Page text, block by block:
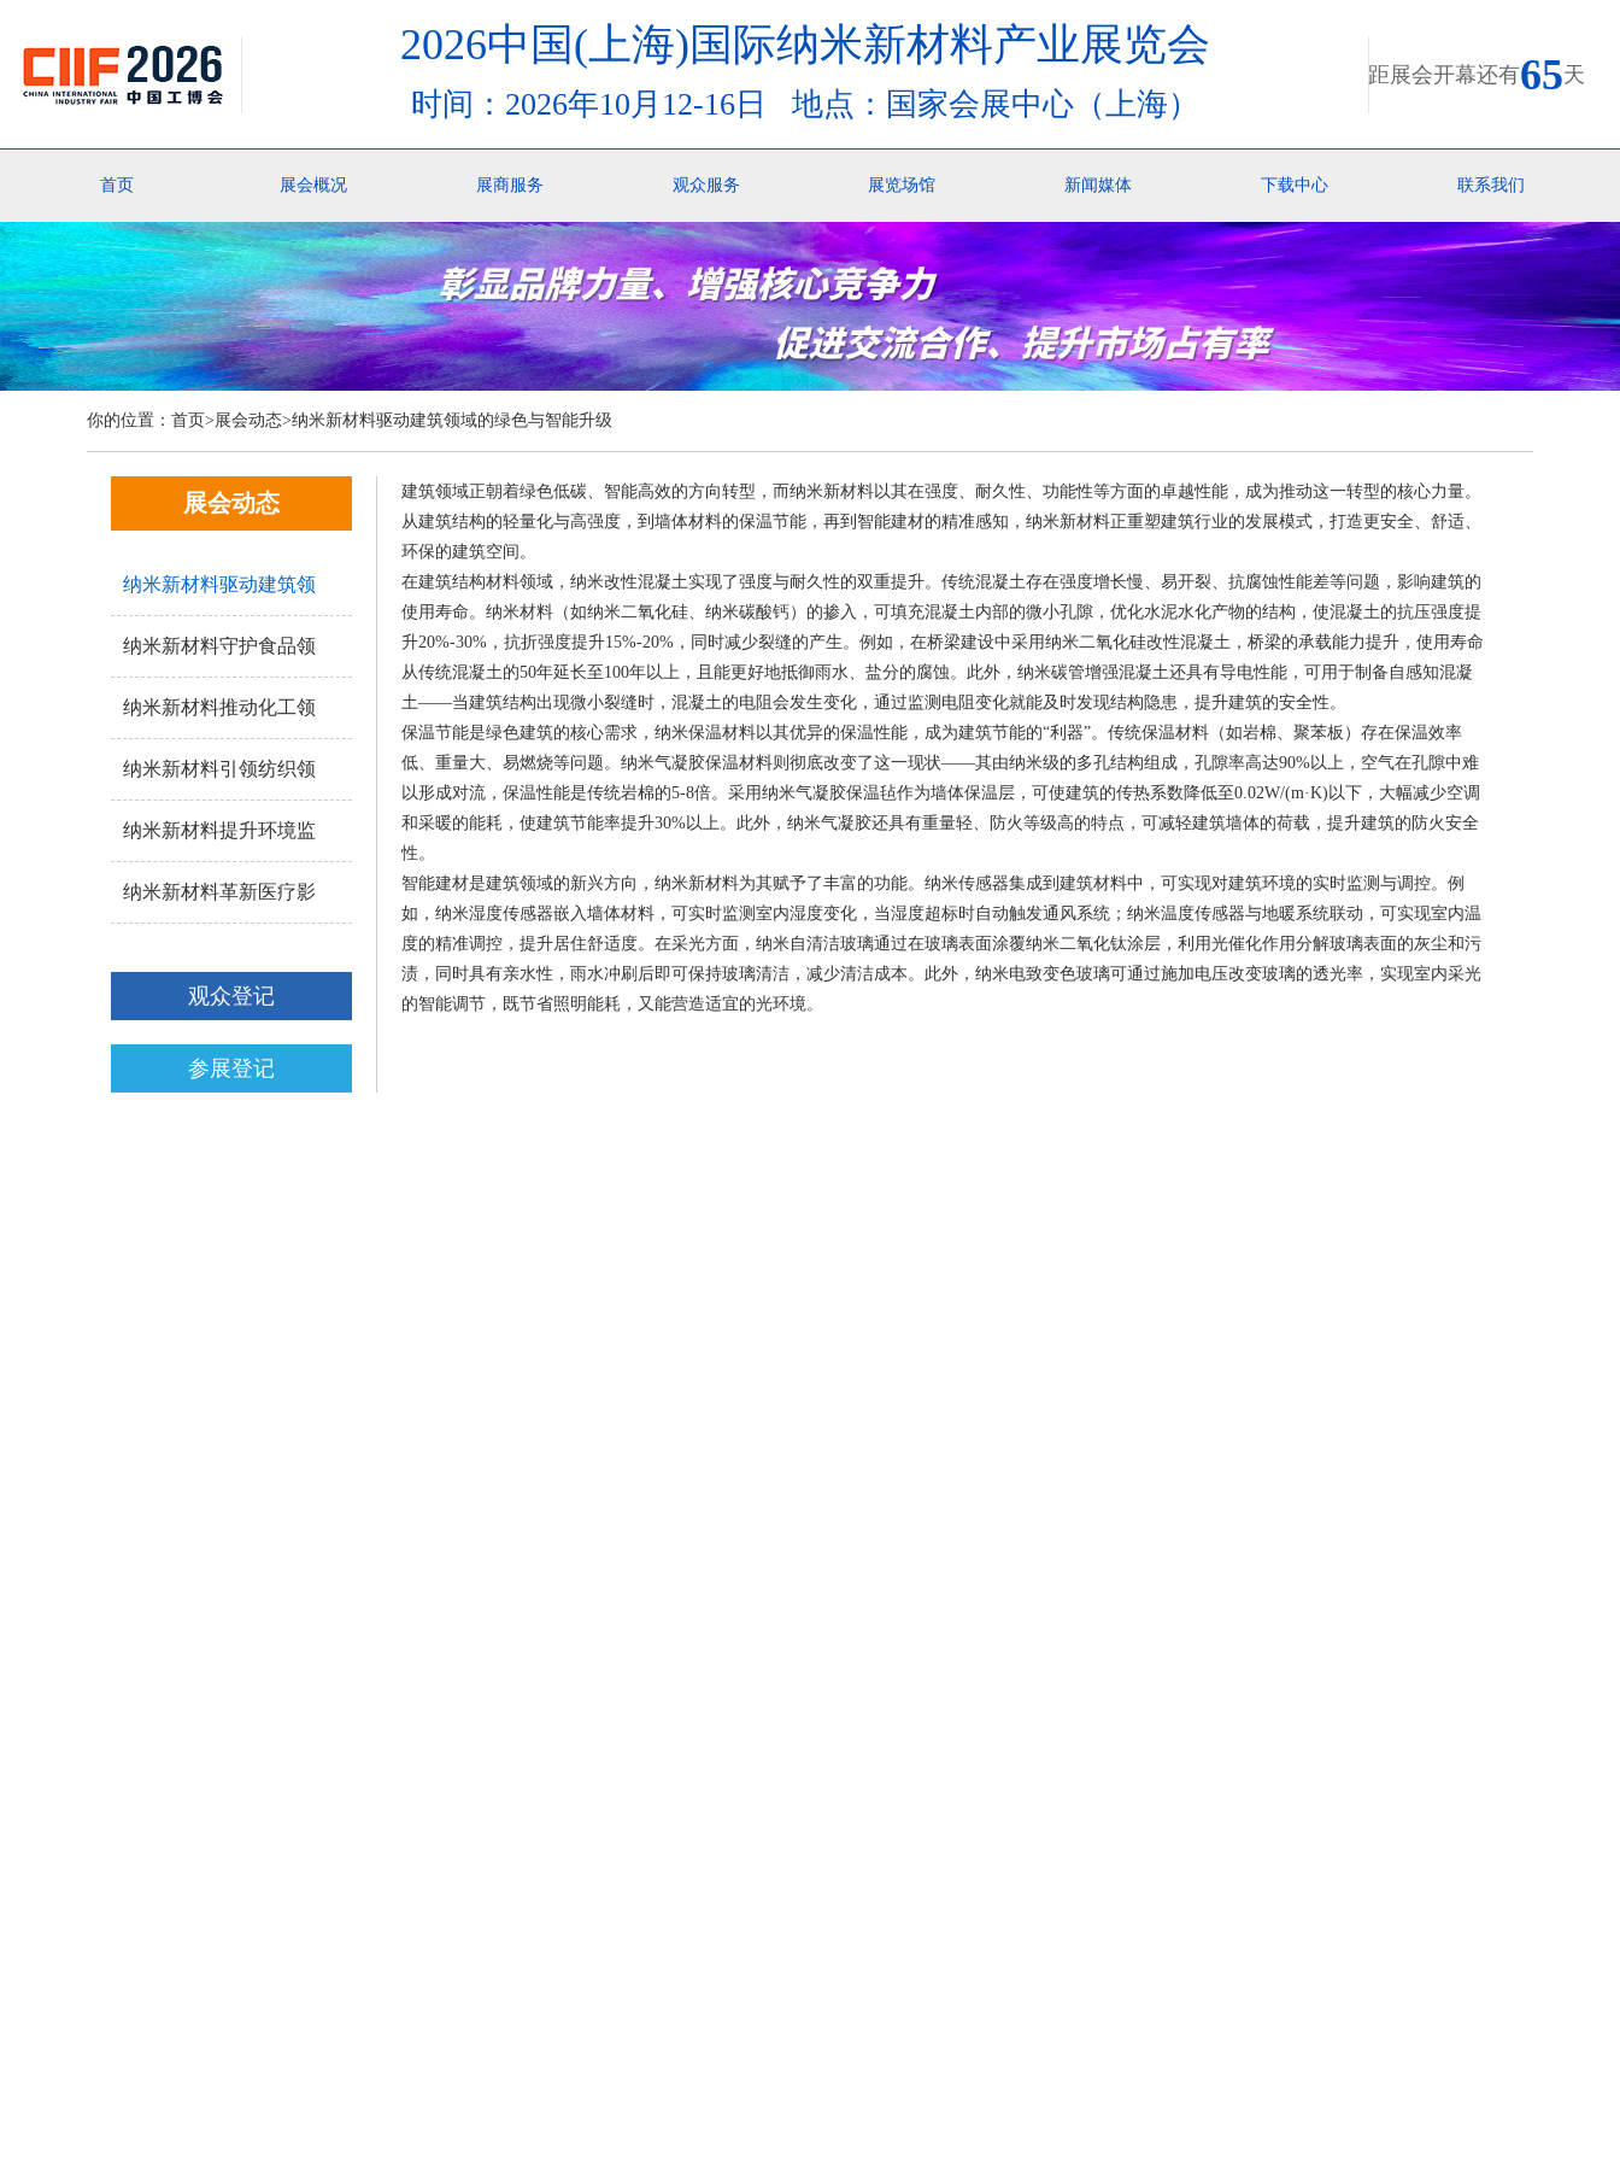
2026中国(上海)国际纳米新材料产业展览会
时间：2026年10月12-16日 地点：国家会展中心（上海）
距展会开幕还有65天
首页 展会概况 展商服务 观众服务 展览场馆 新闻媒体 下载中心 联系我们
你的位置： 首页>展会动态>纳米新材料驱动建筑领域的绿色与智能升级
展会动态
纳米新材料驱动建筑领
纳米新材料守护食品领
纳米新材料推动化工领
纳米新材料引领纺织领
纳米新材料提升环境监
纳米新材料革新医疗影
观众登记
参展登记
建筑领域正朝着绿色低碳、智能高效的方向转型，而纳米新材料以其在强度、耐久性、功能性等方面的卓越性能，成为推动这一转型的核心力量。
从建筑结构的轻量化与高强度，到墙体材料的保温节能，再到智能建材的精准感知，纳米新材料正重塑建筑行业的发展模式，打造更安全、舒适、
环保的建筑空间。
在建筑结构材料领域，纳米改性混凝土实现了强度与耐久性的双重提升。传统混凝土存在强度增长慢、易开裂、抗腐蚀性能差等问题，影响建筑的
使用寿命。纳米材料（如纳米二氧化硅、纳米碳酸钙）的掺入，可填充混凝土内部的微小孔隙，优化水泥水化产物的结构，使混凝土的抗压强度提
升20%-30%，抗折强度提升15%-20%，同时减少裂缝的产生。例如，在桥梁建设中采用纳米二氧化硅改性混凝土，桥梁的承载能力提升，使用寿命
从传统混凝土的50年延长至100年以上，且能更好地抵御雨水、盐分的腐蚀。此外，纳米碳管增强混凝土还具有导电性能，可用于制备自感知混凝
土——当建筑结构出现微小裂缝时，混凝土的电阻会发生变化，通过监测电阻变化就能及时发现结构隐患，提升建筑的安全性。
保温节能是绿色建筑的核心需求，纳米保温材料以其优异的保温性能，成为建筑节能的“利器”。传统保温材料（如岩棉、聚苯板）存在保温效率
低、重量大、易燃烧等问题。纳米气凝胶保温材料则彻底改变了这一现状——其由纳米级的多孔结构组成，孔隙率高达90%以上，空气在孔隙中难
以形成对流，保温性能是传统岩棉的5-8倍。采用纳米气凝胶保温毡作为墙体保温层，可使建筑的传热系数降低至0.02W/(m·K)以下，大幅减少空调
和采暖的能耗，使建筑节能率提升30%以上。此外，纳米气凝胶还具有重量轻、防火等级高的特点，可减轻建筑墙体的荷载，提升建筑的防火安全
性。
智能建材是建筑领域的新兴方向，纳米新材料为其赋予了丰富的功能。纳米传感器集成到建筑材料中，可实现对建筑环境的实时监测与调控。例
如，纳米湿度传感器嵌入墙体材料，可实时监测室内湿度变化，当湿度超标时自动触发通风系统；纳米温度传感器与地暖系统联动，可实现室内温
度的精准调控，提升居住舒适度。在采光方面，纳米自清洁玻璃通过在玻璃表面涂覆纳米二氧化钛涂层，利用光催化作用分解玻璃表面的灰尘和污
渍，同时具有亲水性，雨水冲刷后即可保持玻璃清洁，减少清洁成本。此外，纳米电致变色玻璃可通过施加电压改变玻璃的透光率，实现室内采光
的智能调节，既节省照明能耗，又能营造适宜的光环境。